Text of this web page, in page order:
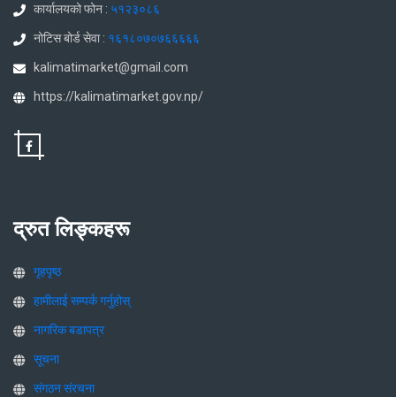
कार्यालयको फोन : ५१२३०८६
नोटिस बोर्ड सेवा : १६१८०७०७६६६६६
kalimatimarket@gmail.com
https://kalimatimarket.gov.np/
द्रुत लिङ्कहरू
गृहपृष्ठ
हामीलाई सम्पर्क गर्नुहोस्
नागरिक बडापत्र
सूचना
संगठन संरचना